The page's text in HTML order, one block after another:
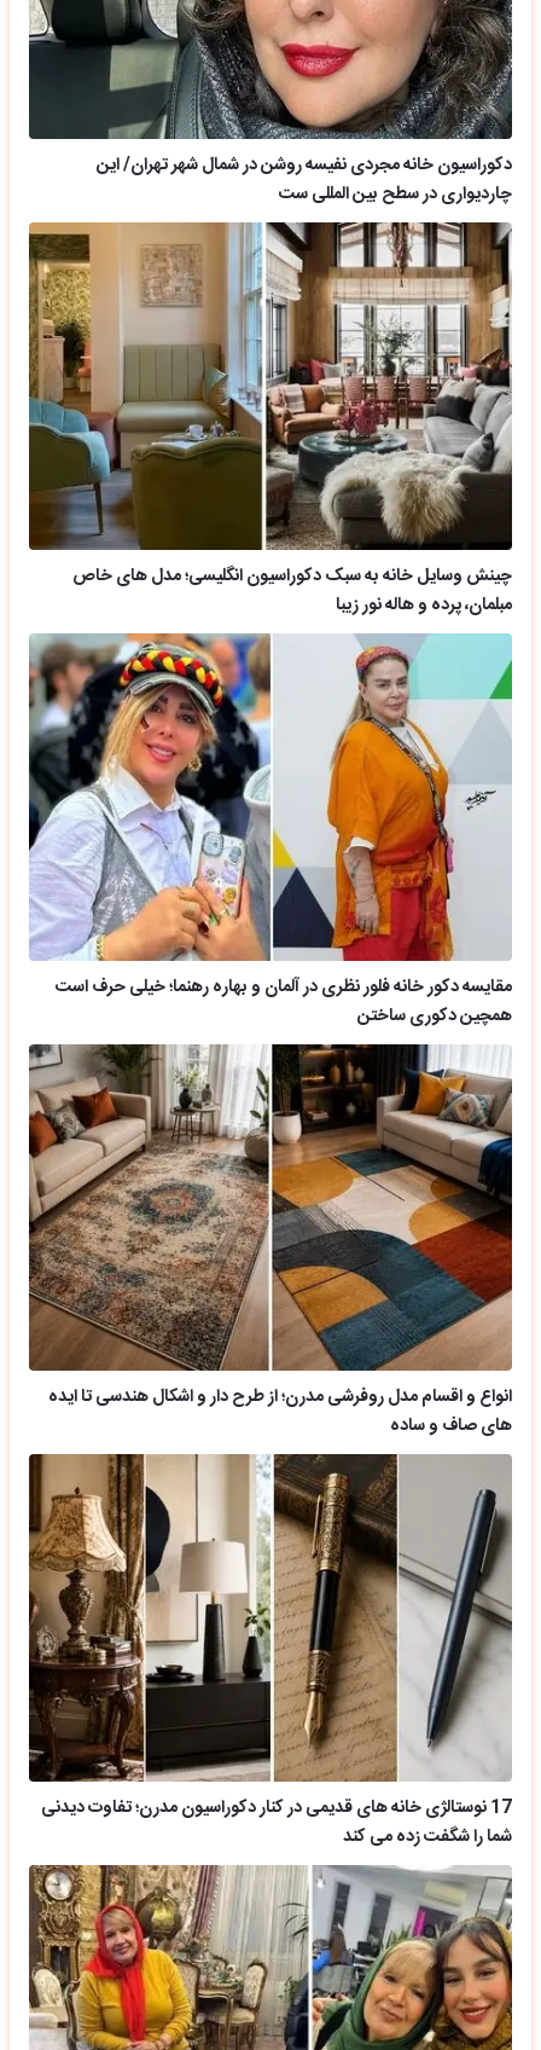
دکوراسیون خانه مجردی نفیسه روشن در شمال شهر تهران/ این
چاردیواری در سطح بین المللی ست
چینش وسایل خانه به سبک دکوراسیون انگلیسی؛ مدل های خاص
مبلمان، پرده و هاله نور زیبا
مقایسه دکور خانه فلور نظری در آلمان و بهاره رهنما؛ خیلی حرف است
همچین دکوری ساختن
انواع و اقسام مدل روفرشی مدرن؛ از طرح دار و اشکال هندسی تا ایده
های صاف و ساده
17 نوستالژی خانه های قدیمی در کنار دکوراسیون مدرن؛ تفاوت دیدنی
شما را شگفت زده می کند